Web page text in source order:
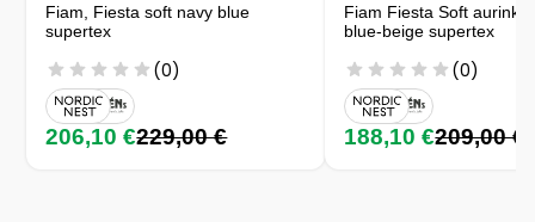
Fiam, Fiesta soft navy blue
supertex
(0)
206,10 €229,00 €
Fiam Fiesta Soft
blue-beige supertex
(0)
188,10 €209,00 €